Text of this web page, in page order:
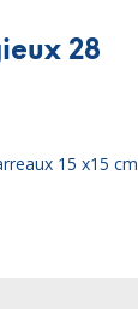
28
15 x15 cm